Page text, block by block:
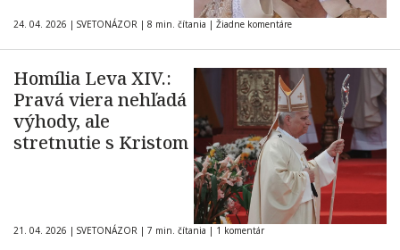
24. 04. 2026 | SVETONÁZOR | 8 min. čítania | Žiadne komentáre
Homília Leva XIV.:
Pravá viera nehľadá
výhody, ale
stretnutie s Kristom
21. 04. 2026 | SVETONÁZOR | 7 min. čítania | 1 komentár